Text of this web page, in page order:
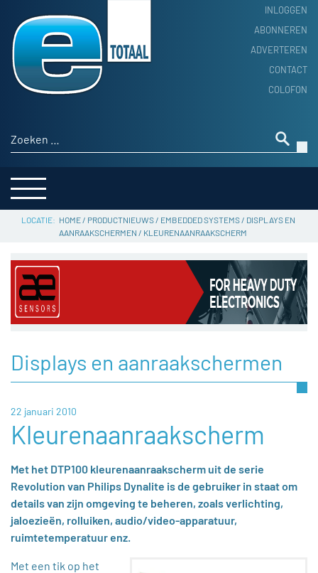
INLOGGEN
ABONNEREN
ADVERTEREN
CONTACT
COLOFON
Zoeken naar:
HOME
PRODUCTNIEUWS
ACHTERGROND
THEMA’S
SERVICE
HOME/ PRODUCTNIEUWS/ EMBEDDED SYSTEMS/ DISPLAYS EN
AANRAAKSCHERMEN / KLEURENAANRAAKSCHERM
Displays en aanraakschermen
22 januari 2010
Kleurenaanraakscherm
Met het DTP100 kleurenaanraakscherm uit de serie
Revolution van Philips Dynalite is de gebruiker in staat om
details van zijn omgeving te beheren, zoals verlichting,
jaloezieën, rolluiken, audio/video-apparatuur,
ruimtetemperatuur enz.
Met een tik op het